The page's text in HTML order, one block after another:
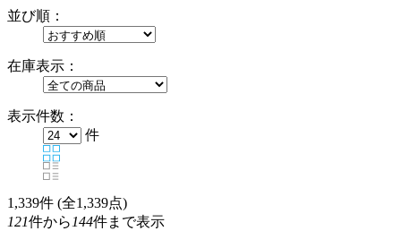
並び順：
在庫表示：
表示件数：
件
1,339件 (全1,339点)
121件から 144件まで表示